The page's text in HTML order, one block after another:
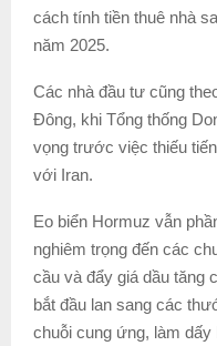
cách tính tiền thuê nhà
năm 2025.
Các nhà đầu tư cũng
Đông, khi Tổng thống
vọng trước việc thiếu
với Iran.
Eo biển Hormuz vẫn
nghiêm trọng đến các
cầu và đẩy giá dầu tăng
bắt đầu lan sang các
chuỗi cung ứng, làm